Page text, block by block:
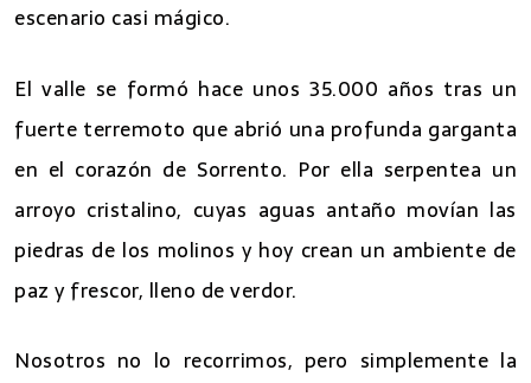
escenario casi mágico.
El valle se formó hace unos 35.000 años tras un
fuerte terremoto que abrió una profunda garganta
en el corazón de Sorrento. Por ella serpentea un
arroyo cristalino, cuyas aguas antaño movían las
piedras de los molinos y hoy crean un ambiente de
paz y frescor, lleno de verdor.
Nosotros no lo recorrimos, pero simplemente la